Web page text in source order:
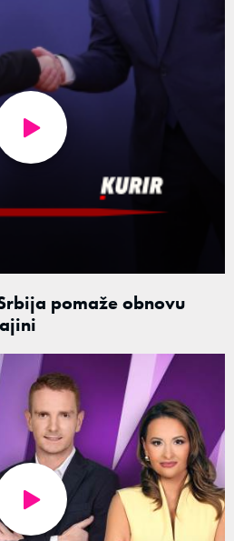
pomaže obnovu